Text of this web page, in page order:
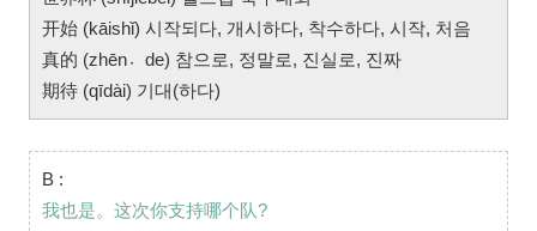
开始 (kāishǐ) 시작되다, 개시하다, 착수하다, 시작, 처음
真的 (zhēn〮de) 참으로, 정말로, 진실로, 진짜
期待 (qīdài) 기대(하다)
B :
我也是。这次你支持哪个队?